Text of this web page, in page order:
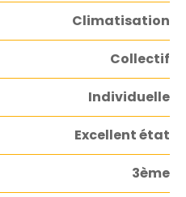
Climatisation
Collectif
Individuelle
Excellent état
3ème